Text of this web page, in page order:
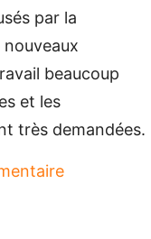
par la
beaucoup
et les
très demandées.
sur